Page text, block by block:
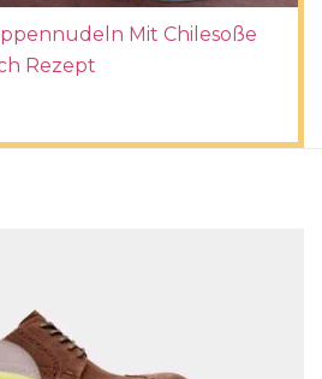
Mit Chilesoße
Rezept